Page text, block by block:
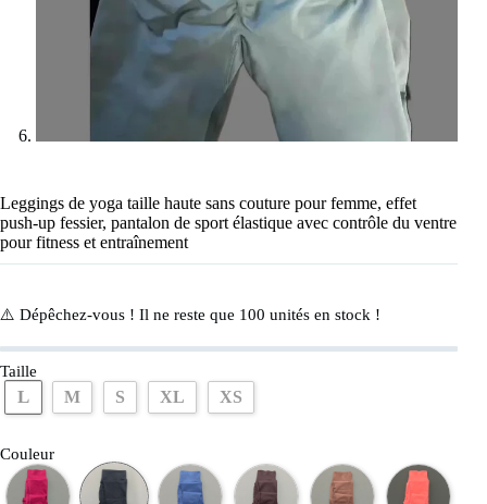
Leggings de yoga taille haute sans couture pour femme, effet
push-up fessier, pantalon de sport élastique avec contrôle du ventre
pour fitness et entraînement
⚠️ Dépêchez-vous ! Il ne reste que 100 unités en stock !
Taille
L M S XL XS
Couleur